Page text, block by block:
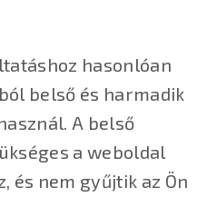
hasonlóan
belső és harmadik
A belső
a weboldal
és nem gyűjtik az Ön